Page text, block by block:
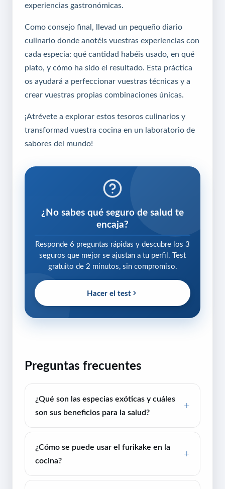
experiencias gastronómicas.
Como consejo final, llevad un pequeño diario
culinario donde anotéis vuestras experiencias con
cada especia: qué cantidad habéis usado, en qué
plato, y cómo ha sido el resultado. Esta práctica
os ayudará a perfeccionar vuestras técnicas y a
crear vuestras propias combinaciones únicas.
¡Atrévete a explorar estos tesoros culinarios y
transformad vuestra cocina en un laboratorio de
sabores del mundo!
¿No sabes qué seguro de salud te
encaja?
Responde 6 preguntas rápidas y descubre los 3
seguros que mejor se ajustan a tu perfil. Test
gratuito de 2 minutos, sin compromiso.
Hacer el test
Preguntas frecuentes
¿Qué son las especias exóticas y cuáles
son sus beneficios para la salud?
¿Cómo se puede usar el furikake en la
cocina?